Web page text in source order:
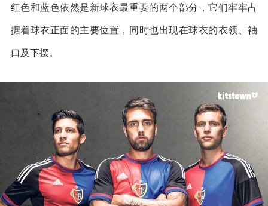
红色和蓝色依然是新球衣最重要的两个部分，它们牢牢占
据着球衣正面的主要位置，同时也出现在球衣的衣领、袖
口及下摆。